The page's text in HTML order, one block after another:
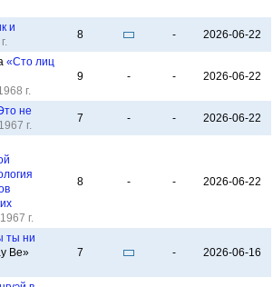
и
8 - 2026-06-22
«Сто лиц
г.
9 - - 2026-06-22
не
1967 г.
7 - - 2026-06-22
1967 г.
8 - - 2026-06-22
ты ни
Be»
7 - 2026-06-16